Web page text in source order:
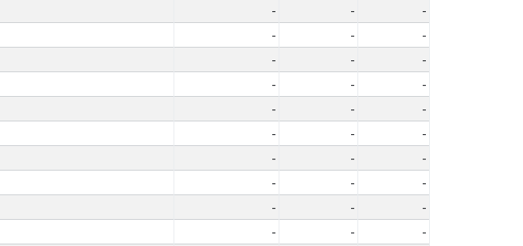
- -
-
- -
-
- -
-
- -
-
- -
-
- -
-
- -
-
- -
-
- -
-
- -
-